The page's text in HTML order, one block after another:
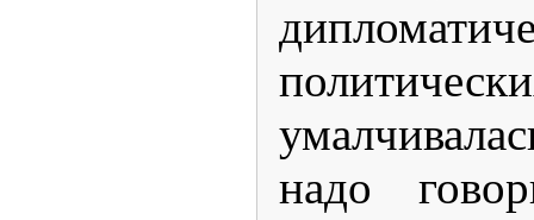
надо